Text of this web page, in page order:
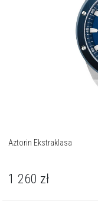
Aztorin Ekstraklasa
1 260 zł